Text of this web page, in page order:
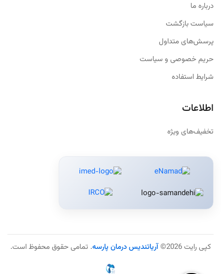
درباره ما
سیاست بازگشت
پرسش‌های متداول
حریم خصوصی و سیاست
شرایط استفاده
اطلاعات
تخفیف‌های ویژه
کپی رایت 2026© آریاتندیس درمان پارسه. تمامی حقوق محفوظ است.